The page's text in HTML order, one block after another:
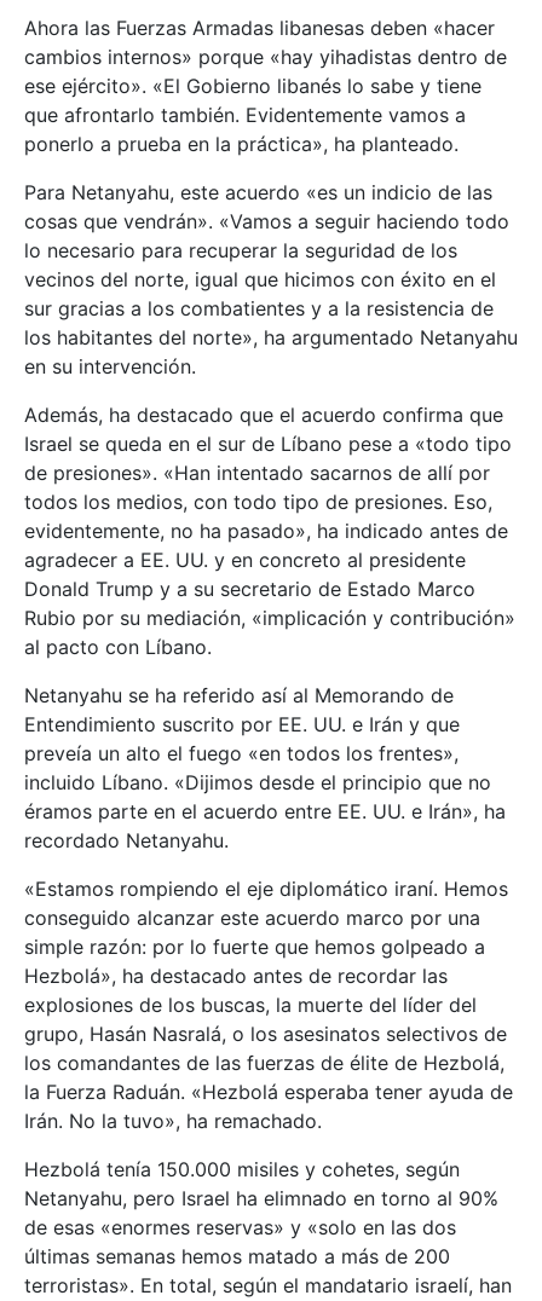
Ahora las Fuerzas Armadas libanesas deben «hacer
cambios internos» porque «hay yihadistas dentro de
ese ejército». «El Gobierno libanés lo sabe y tiene
que afrontarlo también. Evidentemente vamos a
ponerlo a prueba en la práctica», ha planteado.
Para Netanyahu, este acuerdo «es un indicio de las
cosas que vendrán». «Vamos a seguir haciendo todo
lo necesario para recuperar la seguridad de los
vecinos del norte, igual que hicimos con éxito en el
sur gracias a los combatientes y a la resistencia de
los habitantes del norte», ha argumentado Netanyahu
en su intervención.
Además, ha destacado que el acuerdo confirma que
Israel se queda en el sur de Líbano pese a «todo tipo
de presiones». «Han intentado sacarnos de allí por
todos los medios, con todo tipo de presiones. Eso,
evidentemente, no ha pasado», ha indicado antes de
agradecer a EE. UU. y en concreto al presidente
Donald Trump y a su secretario de Estado Marco
Rubio por su mediación, «implicación y contribución»
al pacto con Líbano.
Netanyahu se ha referido así al Memorando de
Entendimiento suscrito por EE. UU. e Irán y que
preveía un alto el fuego «en todos los frentes»,
incluido Líbano. «Dijimos desde el principio que no
éramos parte en el acuerdo entre EE. UU. e Irán», ha
recordado Netanyahu.
«Estamos rompiendo el eje diplomático iraní. Hemos
conseguido alcanzar este acuerdo marco por una
simple razón: por lo fuerte que hemos golpeado a
Hezbolá», ha destacado antes de recordar las
explosiones de los buscas, la muerte del líder del
grupo, Hasán Nasralá, o los asesinatos selectivos de
los comandantes de las fuerzas de élite de Hezbolá,
la Fuerza Raduán. «Hezbolá esperaba tener ayuda de
Irán. No la tuvo», ha remachado.
Hezbolá tenía 150.000 misiles y cohetes, según
Netanyahu, pero Israel ha elimnado en torno al 90%
de esas «enormes reservas» y «solo en las dos
últimas semanas hemos matado a más de 200
terroristas». En total, según el mandatario israelí, han